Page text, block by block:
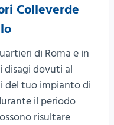
Colleverde
di Roma e in
dovuti al
del tuo impianto di
il periodo
risultare